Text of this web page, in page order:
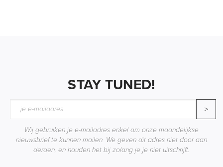
STAY TUNED!
>
Wij gebruiken je e-mailadres enkel om onze maandelijkse
nieuwsbrief te kunnen mailen. We geven dit adres niet door aan
derden, en houden het bij zolang je je niet uitschrijft.